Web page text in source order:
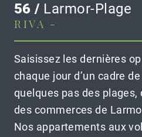
56 / Larmor-Plage
RIVA -
Saisissez les dernières
chaque jour d’un cadre
quelques pas des
des commerces de
Nos appartements aux